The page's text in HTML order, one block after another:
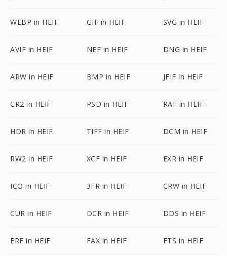
WEBP in HEIF GIF in HEIF SVG in HEIF
AVIF in HEIF NEF in HEIF DNG in HEIF
ARW in HEIF BMP in HEIF JFIF in HEIF
CR2 in HEIF PSD in HEIF RAF in HEIF
HDR in HEIF TIFF in HEIF DCM in HEIF
RW2 in HEIF XCF in HEIF EXR in HEIF
ICO in HEIF 3FR in HEIF CRW in HEIF
CUR in HEIF DCR in HEIF DDS in HEIF
ERF in HEIF FAX in HEIF FTS in HEIF